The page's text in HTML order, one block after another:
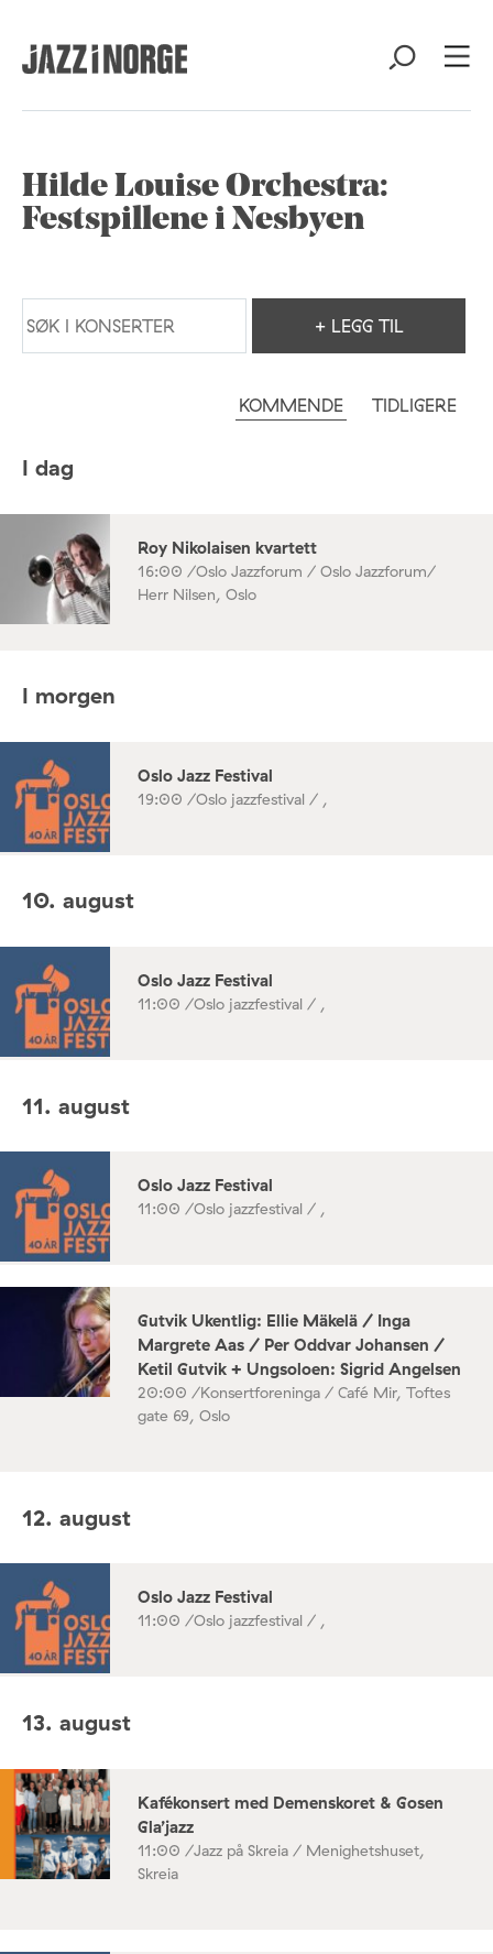
Hilde Louise Orchestra:
Festspillene i Nesbyen
+ LEGG TIL
KOMMENDE TIDLIGERE
I dag
Roy Nikolaisen kvartett
16:00 /Oslo Jazzforum / Oslo Jazzforum/
Herr Nilsen, Oslo
I morgen
Oslo Jazz Festival
19:00 /Oslo jazzfestival / ,
10. august
Oslo Jazz Festival
11:00 /Oslo jazzfestival / ,
11. august
Oslo Jazz Festival
11:00 /Oslo jazzfestival / ,
Gutvik Ukentlig: Ellie Mäkelä / Inga
Margrete Aas / Per Oddvar Johansen /
Ketil Gutvik + Ungsoloen: Sigrid Angelsen
20:00 /Konsertforeninga / Café Mir, Toftes
gate 69, Oslo
12. august
Oslo Jazz Festival
11:00 /Oslo jazzfestival / ,
13. august
Kafékonsert med Demenskoret & Gosen
Gla’jazz
11:00 /Jazz på Skreia / Menighetshuset,
Skreia